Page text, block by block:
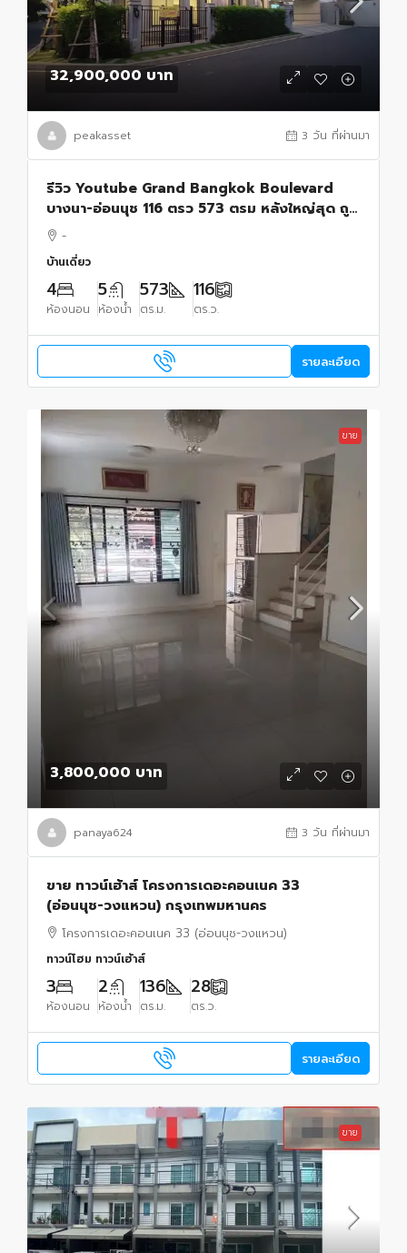
32,900,000 บาท
peakasset 3 วัน ที่ผ่านมา
รีวิว Youtube Grand Bangkok Boulevard
บางนา-อ่อนนุช 116 ตรว 573 ตรม หลังใหญ่สุด ถูก
สุด คุ้มสุด
-
บ้านเดี่ยว
4
ห้องนอน
5
ห้องน้ำ
573
ตร.ม.
116
ตร.ว.
รายละเอียด
ขาย
3,800,000 บาท
panaya624 3 วัน ที่ผ่านมา
ขาย ทาวน์เฮ้าส์ โครงการเดอะคอนเนค 33
(อ่อนนุช-วงแหวน) กรุงเทพมหานคร
โครงการเดอะคอนเนค 33 (อ่อนนุช-วงแหวน)
ทาวน์โฮม ทาวน์เฮ้าส์
3
ห้องนอน
2
ห้องน้ำ
136
ตร.ม.
28
ตร.ว.
รายละเอียด
ขาย